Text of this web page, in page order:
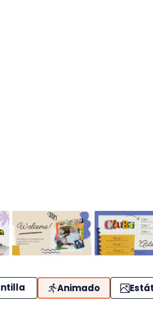
Animado